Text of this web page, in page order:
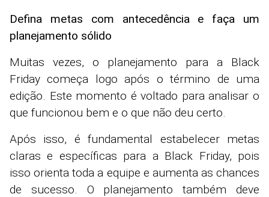
Defina metas com antecedência e faça um
planejamento sólido
Muitas vezes, o planejamento para a Black
Friday começa logo após o término de uma
edição. Este momento é voltado para analisar o
que funcionou bem e o que não deu certo.
Após isso, é fundamental estabelecer metas
claras e específicas para a Black Friday, pois
isso orienta toda a equipe e aumenta as chances
de sucesso. O planejamento também deve